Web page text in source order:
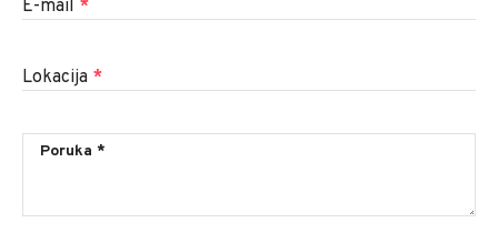
E-mail *
Lokacija *